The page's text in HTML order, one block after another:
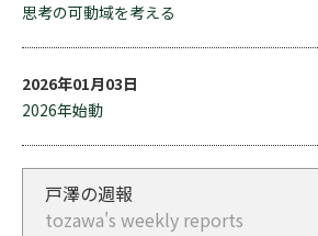
思考の可動域を考える
2026年01月03日
2026年始動
戸澤の週報
tozawa's weekly reports